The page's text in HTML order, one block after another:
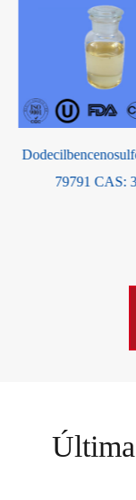
Olmesartán
intermedio CAS